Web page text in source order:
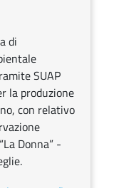
di
SUAP
la produzione
con relativo
Donna” -